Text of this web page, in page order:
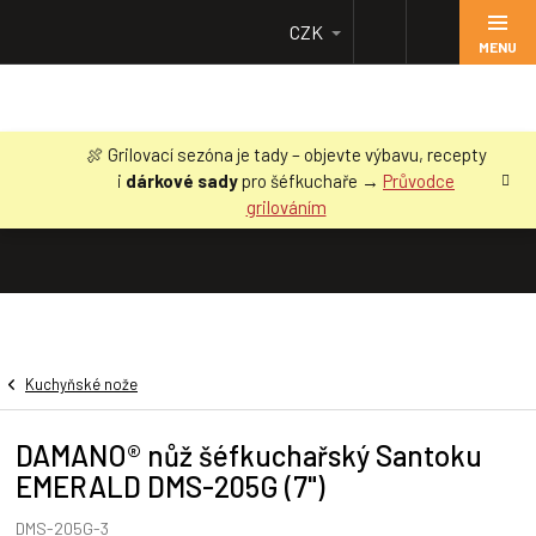
obsah
🍖 Grilovací sezóna je tady – objevte výbavu, recepty
i dárkové sadypro šéfkuchaře → Průvodce
grilováním
CZK
Kuchyňské nože
DAMANO® nůž šéfkuchařský Santoku
EMERALD DMS-205G (7")
DMS-205G-3